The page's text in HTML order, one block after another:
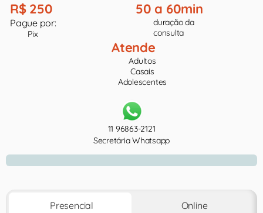
R$ 250
Pague por:
Pix
50 a 60min
duração da
consulta
Atende
Adultos
Casais
Adolescentes
11 96863-2121
Secretária Whatsapp
Presencial Online